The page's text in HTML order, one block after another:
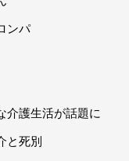
ンパ
介護生活が話題に
と死別